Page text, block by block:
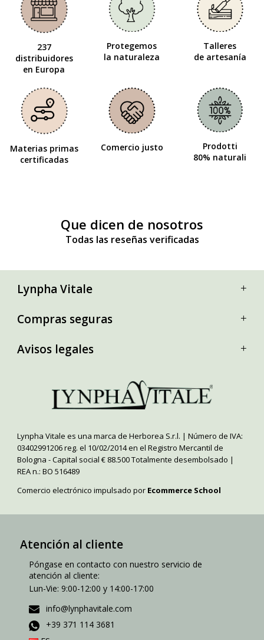
237
distribuidores
en Europa
Protegemos
la naturaleza
Talleres
de artesanía
Materias primas
certificadas
Comercio justo
Prodotti
80% naturali
Que dicen de nosotros
Todas las reseñas verificadas
Lynpha Vitale
Compras seguras
Avisos legales
Lynpha Vitale es una marca de Herborea S.r.l. | Número de IVA:
03402991206 reg. el 10/02/2014 en el Registro Mercantil de
Bologna - Capital social € 88.500 Totalmente desembolsado |
REA n.: BO 516489
Comercio electrónico impulsado por Ecommerce School
Atención al cliente
Póngase en contacto con nuestro servicio de
atención al cliente:
Lun-Vie: 9:00-12:00 y 14:00-17:00
info@lynphavitale.com
+39 371 114 3681